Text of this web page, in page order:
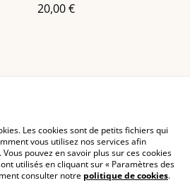
20,00 €
Legal Terms
Cookie Policy
Les cookies sont de petits fichiers qui
vous utilisez nos services afin
pouvez en savoir plus sur ces cookies
utilisés en cliquant sur « Paramètres des
consulter notre politique de cookies.